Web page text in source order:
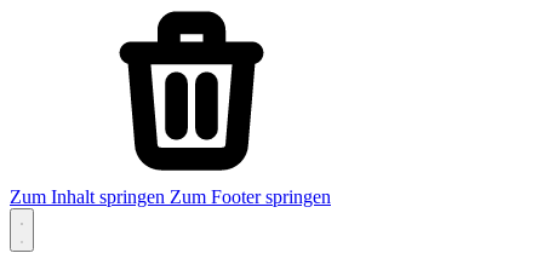
Zum Inhalt springen Zum Footer springen